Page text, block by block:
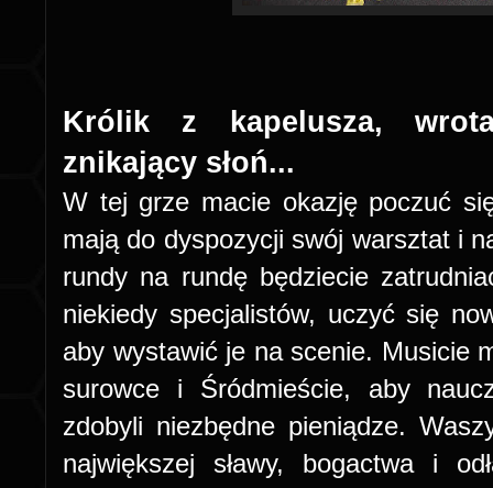
Królik z kapelusza,
znikający słoń...
W tej grze macie okazję poczuć
mają do dyspozycji swój warsztat i
rundy na rundę będziecie
niekiedy specjalistów, uczyć się
aby wystawić je na scenie. Musicie
surowce i Śródmieście, aby
zdobyli niezbędne pieniądze.
największej sławy, bogactwa i